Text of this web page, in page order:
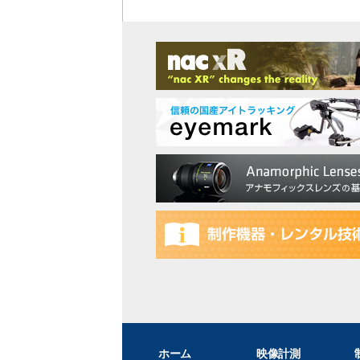
ホーム 映像計測